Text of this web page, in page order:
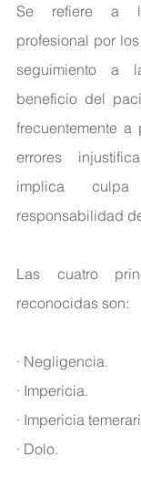
Se refiere a la
profesional por
seguimiento a
beneficio del
frecuentemente
errores
implica
responsabilidad
Las cuatro
reconocidas son:
· Negligencia.
· Impericia.
· Impericia
· Dolo.